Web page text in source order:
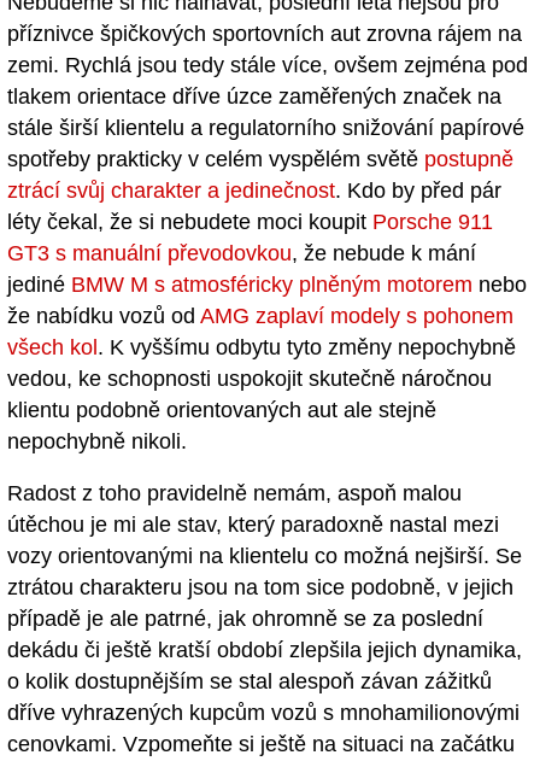
příznivce špičkových sportovních aut zrovna rájem na
zemi. Rychlá jsou tedy stále více, ovšem zejména pod
tlakem orientace dříve úzce zaměřených značek na
stále širší klientelu a regulatorního snižování papírové
spotřeby prakticky v celém vyspělém světě postupně
ztrácí svůj charakter a jedinečnost. Kdo by před pár
léty čekal, že si nebudete moci koupit Porsche 911
GT3 s manuální převodovkou, že nebude k mání
jediné BMW M s atmosféricky plněným motorem nebo
že nabídku vozů od AMG zaplaví modely s pohonem
všech kol. K vyššímu odbytu tyto změny nepochybně
vedou, ke schopnosti uspokojit skutečně náročnou
klientu podobně orientovaných aut ale stejně
nepochybně nikoli.
Radost z toho pravidelně nemám, aspoň malou
útěchou je mi ale stav, který paradoxně nastal mezi
vozy orientovanými na klientelu co možná nejširší. Se
ztrátou charakteru jsou na tom sice podobně, v jejich
případě je ale patrné, jak ohromně se za poslední
dekádu či ještě kratší období zlepšila jejich dynamika,
o kolik dostupnějším se stal alespoň závan zážitků
dříve vyhrazených kupcům vozů s mnohamilionovými
cenovkami. Vzpomeňte si ještě na situaci na začátku